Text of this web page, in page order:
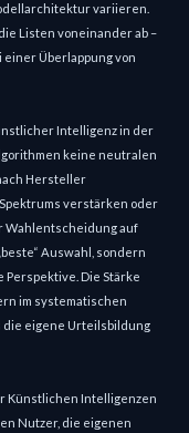
variieren.
Listen voneinander ab –
Überlappung von
Intelligenz in der
keine neutralen
Hersteller
verstärken oder
Wahlentscheidung auf
Auswahl, sondern
Die Stärke
im systematischen
die eigene Urteilsbildung
Künstlichen Intelligenzen
Nutzer, die eigenen